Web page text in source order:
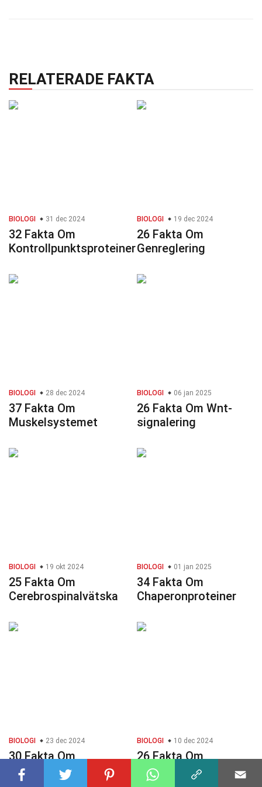
RELATERADE FAKTA
BIOLOGI 31 dec 2024
32 Fakta Om
Kontrollpunktsproteiner
BIOLOGI 19 dec 2024
26 Fakta Om
Genreglering
BIOLOGI 28 dec 2024
37 Fakta Om
Muskelsystemet
BIOLOGI 06 jan 2025
26 Fakta Om Wnt-
signalering
BIOLOGI 19 okt 2024
25 Fakta Om
Cerebrospinalvätska
BIOLOGI 01 jan 2025
34 Fakta Om
Chaperonproteiner
BIOLOGI 23 dec 2024
30 Fakta Om
Lymfsystemet
BIOLOGI 10 dec 2024
26 Fakta Om
Antibiotikum